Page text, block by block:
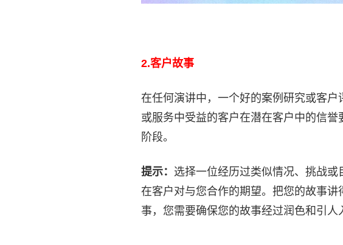
2.客户故事
在任何演讲中，一个好的案例研究或客
或服务中受益的客户在潜在客户中的信
阶段。
提示： 选择一位经历过类似情况、挑战
在客户对与您合作的期望。把您的故事
事，您需要确保您的故事经过润色和引人